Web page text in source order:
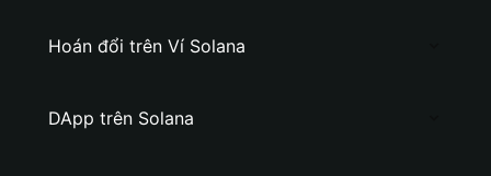
Hoán đổi trên Ví Solana
DApp trên Solana